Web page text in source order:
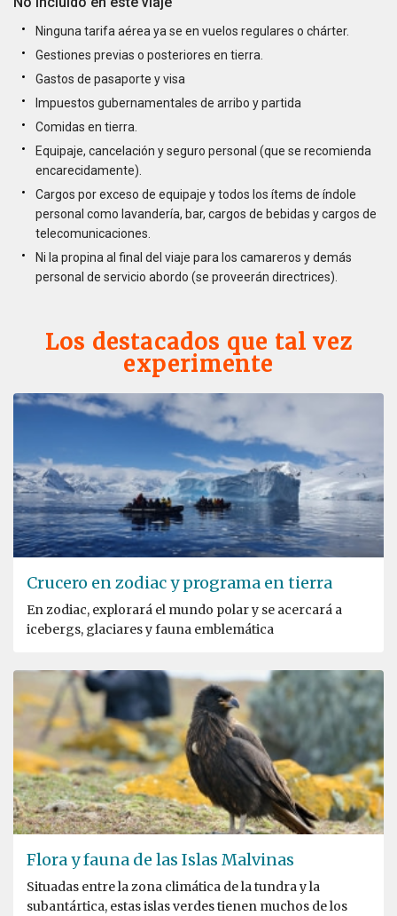
Ninguna tarifa aérea ya se en vuelos regulares o chárter.
Gestiones previas o posteriores en tierra.
Gastos de pasaporte y visa
Impuestos gubernamentales de arribo y partida
Comidas en tierra.
Equipaje, cancelación y seguro personal (que se recomienda
encarecidamente).
Cargos por exceso de equipaje y todos los ítems de índole
personal como lavandería, bar, cargos de bebidas y cargos de
telecomunicaciones.
Ni la propina al final del viaje para los camareros y demás
personal de servicio abordo (se proveerán directrices).
Los destacados que tal vez
experimente
Crucero en zodiac y programa en tierra
En zodiac, explorará el mundo polar y se acercará a
icebergs, glaciares y fauna emblemática
Flora y fauna de las Islas Malvinas
Situadas entre la zona climática de la tundra y la
subantártica, estas islas verdes tienen muchos de los